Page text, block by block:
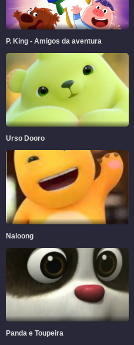
P. King - Amigos da aventura
Urso Dooro
Naloong
Panda e Toupeira